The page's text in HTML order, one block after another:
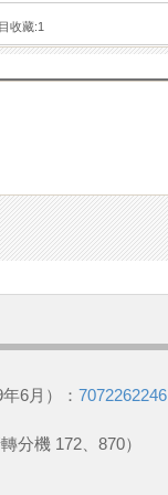
收藏:1
6月）： 7072262246
分機 172、870）